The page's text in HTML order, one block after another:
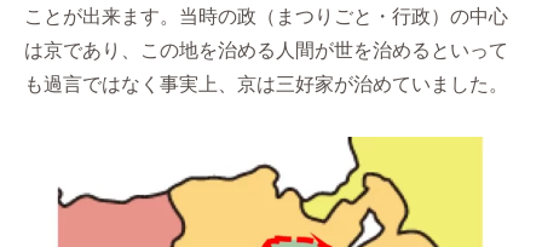
ことが出来ます。当時の政（まつりごと・行政）の中心
は京であり、この地を治める人間が世を治めるといって
も過言ではなく事実上、京は三好家が治めていました。